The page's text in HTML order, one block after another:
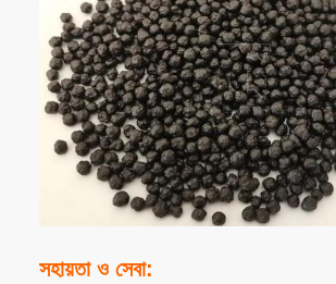
সহায়তা ও সেবা: